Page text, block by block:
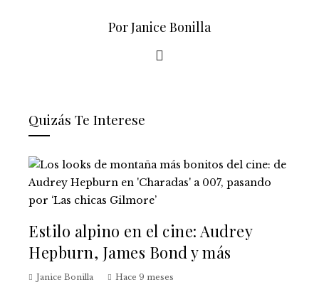
Por Janice Bonilla
Quizás Te Interese
Estilo alpino en el cine: Audrey
Hepburn, James Bond y más
Janice Bonilla Hace 9 meses